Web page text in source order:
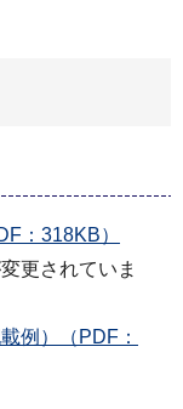
：318KB）
更されていま
例）（PDF：